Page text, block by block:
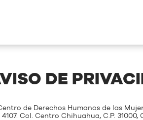
DE
de Derechos Humanos de las
4107. Col. Centro Chihuahua, C.P.